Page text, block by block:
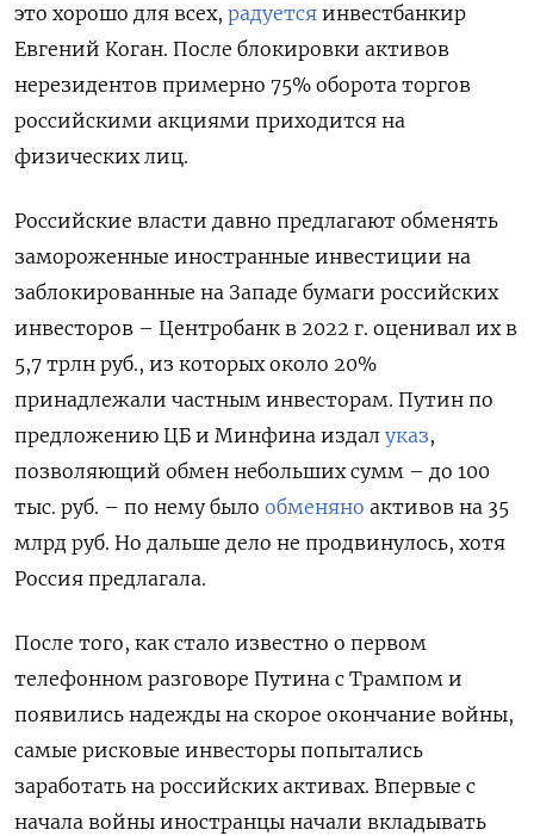
это хорошо для всех, радуется инвестбанкир
Евгений Коган. После блокировки активов
нерезидентов примерно 75% оборота торгов
российскими акциями приходится на
физических лиц.
Российские власти давно предлагают обменять
замороженные иностранные инвестиции на
заблокированные на Западе бумаги российских
инвесторов – Центробанк в 2022 г. оценивал их в
5,7 трлн руб., из которых около 20%
принадлежали частным инвесторам. Путин по
предложению ЦБ и Минфина издал указ,
позволяющий обмен небольших сумм – до 100
тыс. руб. – по нему было обменяно активов на 35
млрд руб. Но дальше дело не продвинулось, хотя
Россия предлагала.
После того, как стало известно о первом
телефонном разговоре Путина с Трампом и
появились надежды на скорое окончание войны,
самые рисковые инвесторы попытались
заработать на российских активах. Впервые с
начала войны иностранцы начали вкладывать